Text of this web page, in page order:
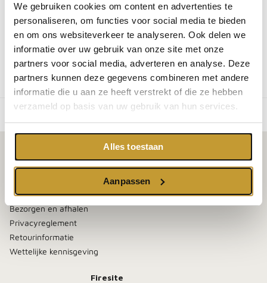
We gebruiken cookies om content en advertenties te
personaliseren, om functies voor social media te bieden
en om ons websiteverkeer te analyseren. Ook delen we
informatie over uw gebruik van onze site met onze
partners voor social media, adverteren en analyse. Deze
partners kunnen deze gegevens combineren met andere
informatie die u aan ze heeft verstrekt of die ze hebben
verzameld op basis van uw gebruik van hun services.
Alles toestaan
Aanpassen
SKU:5060
EAN:
7058121050605
You may also like
You may also like
Klantenservice
Algemene voorwaarden
Bezorgen en afhalen
Privacyreglement
Retourinformatie
Wettelijke kennisgeving
Firesite